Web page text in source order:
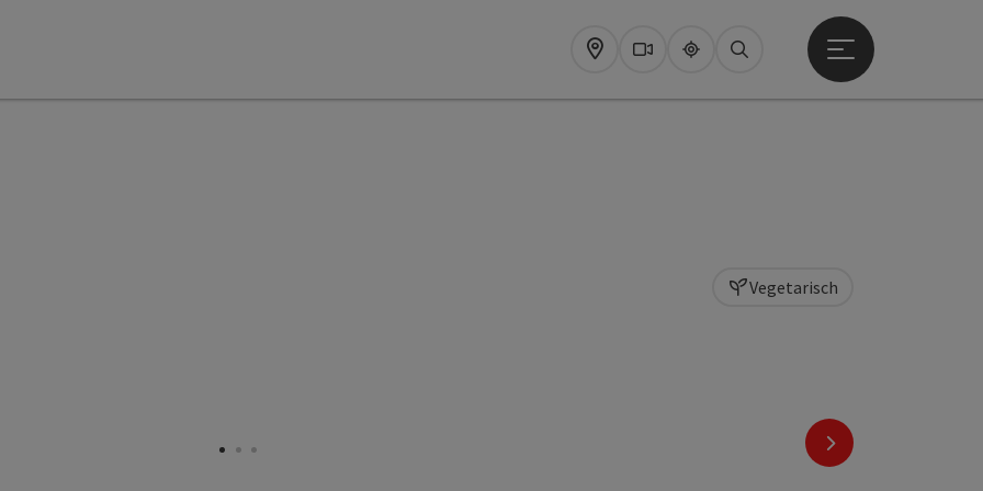
Map WebcamsUpperguide
Zoeken
Startmenu openen
nächstes Element
Vegetarisch